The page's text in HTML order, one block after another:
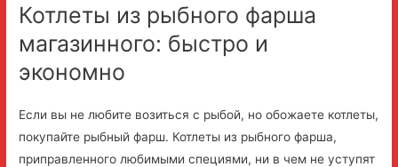
Котлеты из рыбного фарша
магазинного: быстро и
экономно
Если вы не любите возиться с рыбой, но обожаете котлеты,
покупайте рыбный фарш. Котлеты из рыбного фарша,
приправленного любимыми специями, ни в чем не уступят